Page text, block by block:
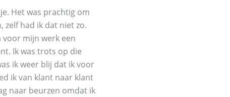
Het was prachtig om
zelf had ik dat niet zo.
voor mijn werk een
Ik was trots op die
ik weer blij dat ik voor
ik van klant naar klant
naar beurzen omdat ik